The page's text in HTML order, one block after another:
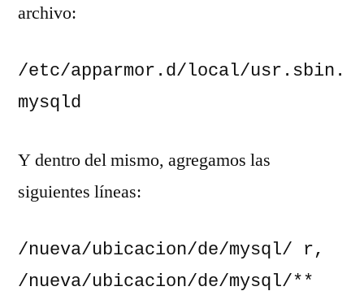
archivo:
/etc/apparmor.d/local/usr.sbin.
mysqld
Y dentro del mismo, agregamos las
siguientes líneas:
/nueva/ubicacion/de/mysql/ r,
/nueva/ubicacion/de/mysql/**